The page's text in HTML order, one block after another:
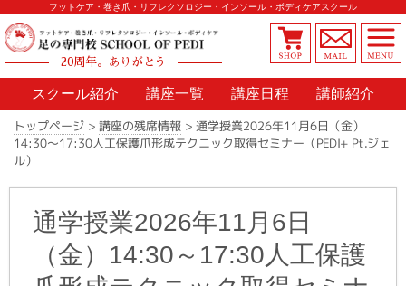
フットケア・巻き爪・リフレクソロジー・インソール・ボディケアスクール
20周年。ありがとう
スクール紹介 講座一覧 講座日程 講師紹介
トップページ> 講座の残席情報> 通学授業2026年11月6日（金）
14:30～17:30人工保護爪形成テクニック取得セミナー（PEDI+ Pt.ジェ
ル）
通学授業2026年11月6日
（金）14:30～17:30人工保護